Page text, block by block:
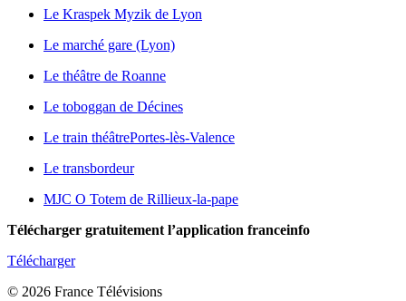
Le Kraspek Myzik de Lyon
Le marché gare (Lyon)
Le théâtre de Roanne
Le toboggan de Décines
Le train théâtrePortes-lès-Valence
Le transbordeur
MJC O Totem de Rillieux-la-pape
Télécharger gratuitement l’application franceinfo
Télécharger
© 2026 France Télévisions